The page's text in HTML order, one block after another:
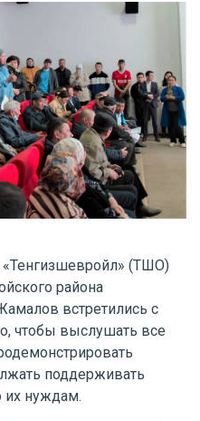
(ТШО)
района
встретились с
чтобы выслушать все
поддерживать
их нуждам.